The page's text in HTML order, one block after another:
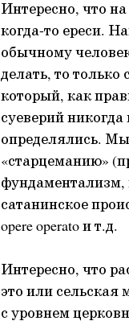
Интересно, что
когда-то ереси.
обычному
делать, то
который, как
суеверий
определялись.
«старцеманию»
фундаментализм,
сатанинское
opere operato и т.д.
Интересно, что
это или сельская
с уровнем